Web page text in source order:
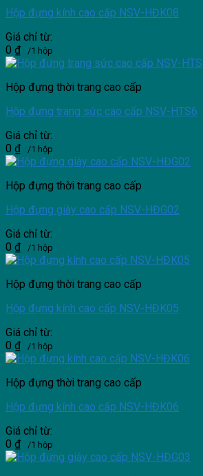
Hộp đựng kính cao cấp NSV-HĐK08
Giá chỉ từ:
0 ₫ /1 hộp
Hộp đựng thời trang cao cấp
Hộp đựng trang sức cao cấp NSV-HTS6
Giá chỉ từ:
0 ₫ /1 hộp
Hộp đựng thời trang cao cấp
Hộp đựng giày cao cấp NSV-HĐG02
Giá chỉ từ:
0 ₫ /1 hộp
Hộp đựng thời trang cao cấp
Hộp đựng kính cao cấp NSV-HĐK05
Giá chỉ từ:
0 ₫ /1 hộp
Hộp đựng thời trang cao cấp
Hộp đựng kính cao cấp NSV-HĐK06
Giá chỉ từ:
0 ₫ /1 hộp